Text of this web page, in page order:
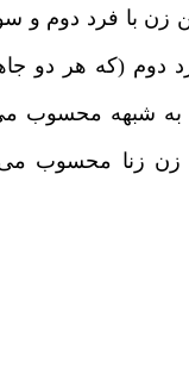
با فرد دوم و
(که هر دو
به شبهه محسوب
زنا محسوب